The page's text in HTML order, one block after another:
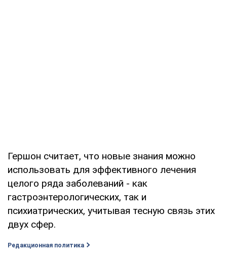
Гершон считает, что новые знания можно
использовать для эффективного лечения
целого ряда заболеваний - как
гастроэнтерологических, так и
психиатрических, учитывая тесную связь этих
двух сфер.
Редакционная политика